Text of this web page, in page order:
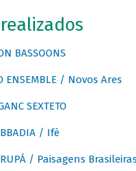
BASSOONS
ENSEMBLE / Novos Ares
SEXTETO
/ Ifè
/ Paisagens Brasileiras